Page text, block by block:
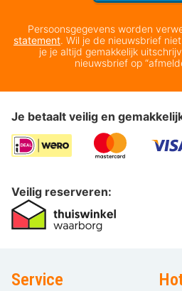
Persoonsgegevens worden
statement. Wil je de nieuwsbrief
je je altijd gemakkelijk
nieuwsbrief op
Je betaalt veilig en
Veilig reserveren:
Service